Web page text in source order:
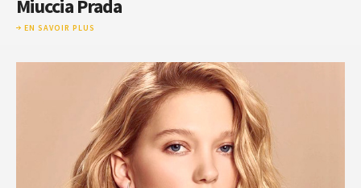
Miuccia Prada
EN SAVOIR PLUS